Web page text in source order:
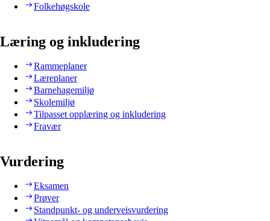
Folkehøgskole
Læring og inkludering
Rammeplaner
Læreplaner
Barnehagemiljø
Skolemiljø
Tilpasset opplæring og inkludering
Fravær
Vurdering
Eksamen
Prøver
Standpunkt- og underveisvurdering